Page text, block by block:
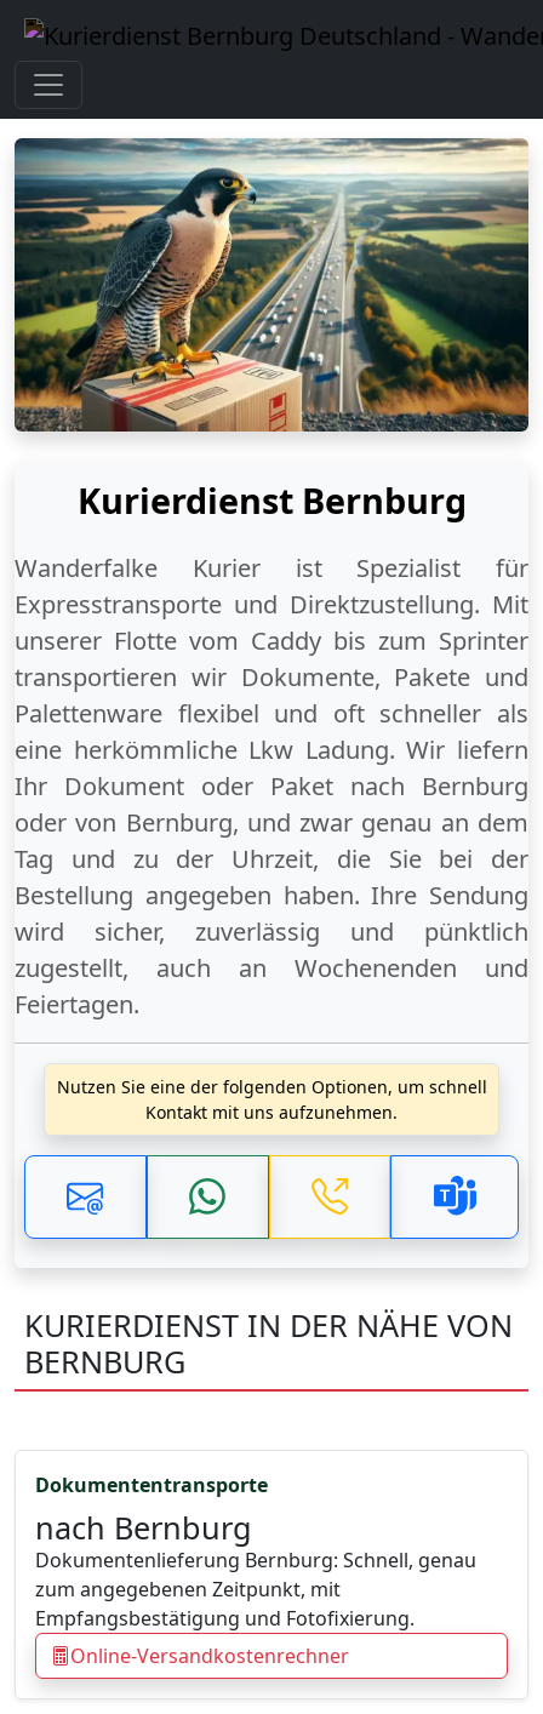
Kurierdienst Bernburg
Wanderfalke Kurier ist Spezialist für
Expresstransporte und Direktzustellung. Mit
unserer Flotte vom Caddy bis zum Sprinter
transportieren wir Dokumente, Pakete und
Palettenware flexibel und oft schneller als
eine herkömmliche Lkw Ladung. Wir liefern
Ihr Dokument oder Paket nach Bernburg
odervon Bernburg, und zwar genau an dem
Tag und zu der Uhrzeit, die Sie bei der
Bestellung angegeben haben. Ihre Sendung
wird sicher, zuverlässig und pünktlich
zugestellt, auch an Wochenenden und
Feiertagen.
Nutzen Sie eine der folgenden Optionen, um schnell
Kontakt mit uns aufzunehmen.
KURIERDIENST IN DER NÄHE VON
BERNBURG
Dokumententransporte
nach Bernburg
Dokumentenlieferung Bernburg: Schnell, genau
zum angegebenen Zeitpunkt, mit
Empfangsbestätigung und Fotofixierung.
Online-Versandkostenrechner